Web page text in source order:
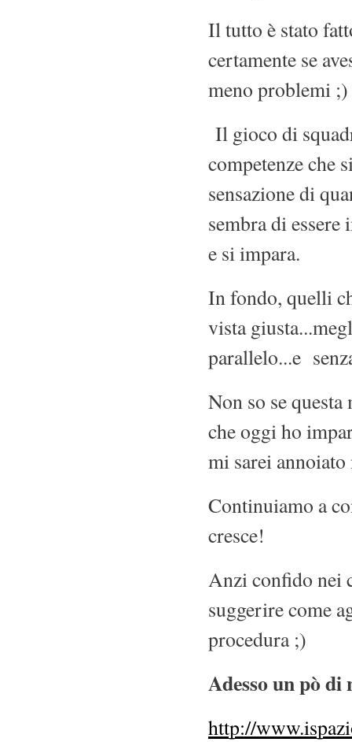
Il tutto è stato
certamente se
meno problemi ;)
Il gioco di
competenze che
sensazione di
sembra di
e si impara.
In fondo, quelli
vista
parallelo...e
Non so se
che oggi ho
mi sarei
Continuiamo a
cresce!
Anzi confido nei
suggerire come
procedura ;)
Adesso un pò di
http://